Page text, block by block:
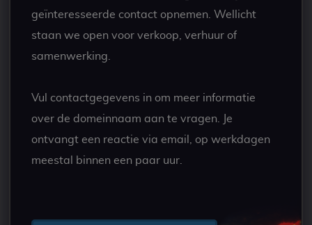
geïnteresseerde contact opnemen. Wellicht
staan we open voor verkoop, verhuur of
samenwerking.
Vul contactgegevens in om meer informatie
over de domeinnaam aan te vragen. Je
ontvangt een reactie via email, op werkdagen
meestal binnen een paar uur.